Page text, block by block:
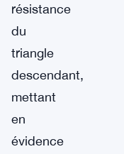
résistance
du
triangle
descendant,
mettant
en
évidence